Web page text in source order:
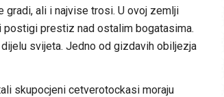
gradi, ali i najvise trosi. U ovoj zemlji
prestiz nad ostalim bogatasima.
svijeta. Jedno od gizdavih obiljezja
skupocjeni cetverotockasi moraju